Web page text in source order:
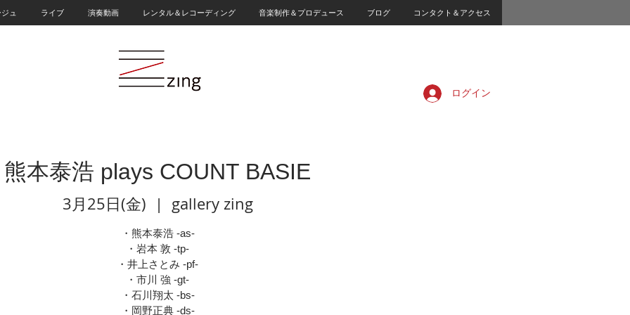
ュ ライブ 演奏動画 レンタル＆レコーディング 音楽制作＆プロデュース ブログ コンタクト＆アクセス
ログイン
熊本泰浩 plays COUNT BASIE
3月25日(金)
  |
gallery zing
・熊本泰浩 -as-
・岩本 敦 -tp-
・井上さとみ -pf-
・市川 強 -gt-
・石川翔太 -bs-
・岡野正典 -ds-